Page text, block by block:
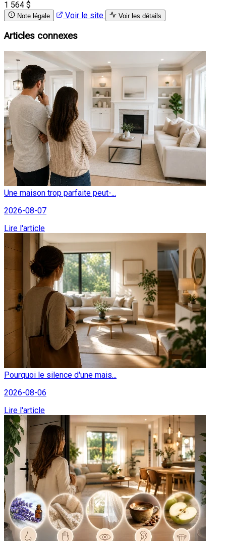
1 564 $
Note légale Voir le site Voir les détails
Articles connexes
Une maison trop parfaite peut-...
2026-08-07
Lire l'article
Pourquoi le silence d'une mais...
2026-08-06
Lire l'article